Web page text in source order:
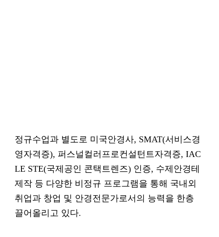
정규수업과 별도로 미국안경사, SMAT(서비스경
영자격증), 퍼스널컬러프로컨설턴트자격증, IAC
LE STE(국제공인 콘택트렌즈) 인증, 수제안경테
제작 등 다양한 비정규 프로그램을 통해 국내외
취업과 창업 및 안경전문가로서의 능력을 한층
끌어올리고 있다.